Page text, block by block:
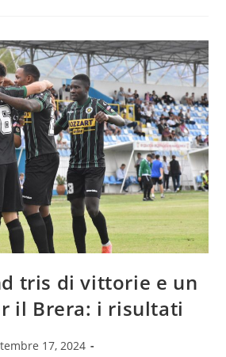
tris di vittorie e un
il Brera: i risultati
17, 2024